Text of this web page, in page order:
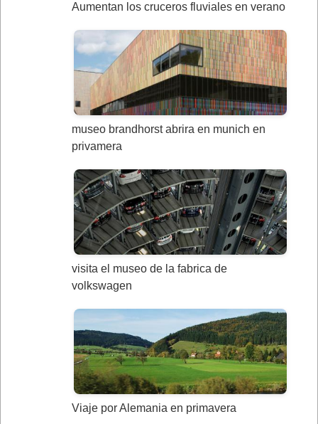
Aumentan los cruceros fluviales en verano
museo brandhorst abrira en munich en
privamera
visita el museo de la fabrica de
volkswagen
Viaje por Alemania en primavera